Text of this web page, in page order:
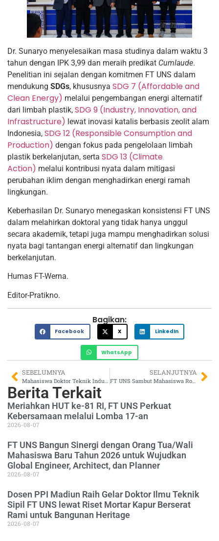
Dr. Sunaryo menyelesaikan masa studinya dalam waktu 3
tahun dengan IPK 3,99 dan meraih predikat Cumlaude.
Penelitian ini sejalan dengan komitmen FT UNS dalam
mendukung SDGs, khususnya SDG 7 (Affordable and
Clean Energy) melalui pengembangan energi alternatif
dari limbah plastik, SDG 9 (Industry, Innovation, and
Infrastructure) lewat inovasi katalis berbasis zeolit alam
Indonesia, SDG 12 (Responsible Consumption and
Production) dengan fokus pada pengelolaan limbah
plastik berkelanjutan, serta SDG 13 (Climate
Action) melalui kontribusi nyata dalam mitigasi
perubahan iklim dengan menghadirkan energi ramah
lingkungan.
Keberhasilan Dr. Sunaryo menegaskan konsistensi FT UNS
dalam melahirkan doktoral yang tidak hanya unggul
secara akademik, tetapi juga mampu menghadirkan solusi
nyata bagi tantangan energi alternatif dan lingkungan
berkelanjutan.
Humas FT-Werna.
Editor-Pratikno.
Bagikan:
Facebook X LinkedIn
WhatsApp
SEBELUMNYA
Mahasiswa Doktor Teknik Industri FT UNS Tawarkan Solusi Medis Berkelanjutan Melalui Sekrup Tulang Ramah Lingkungan
SELANJUTNYA
FT UNS Sambut Mahasiswa Rotterdam untuk Bersinergi dalam Realisasi Riset Urban & Water di Surakarta
Berita Terkait
Meriahkan HUT ke-81 RI, FT UNS Perkuat
Kebersamaan melalui Lomba 17-an
2026-08-07
FT UNS Bangun Sinergi dengan Orang Tua/Wali
Mahasiswa Baru Tahun 2026 untuk Wujudkan
Global Engineer, Architect, dan Planner
2026-08-07
Dosen PPI Madiun Raih Gelar Doktor Ilmu Teknik
Sipil FT UNS lewat Riset Mortar Kapur Berserat
Rami untuk Bangunan Heritage
2026-08-07